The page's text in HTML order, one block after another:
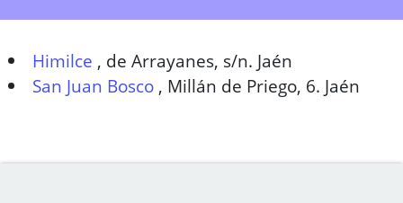
Himilce , de Arrayanes, s/n. Jaén
San Juan Bosco , Millán de Priego, 6. Jaén